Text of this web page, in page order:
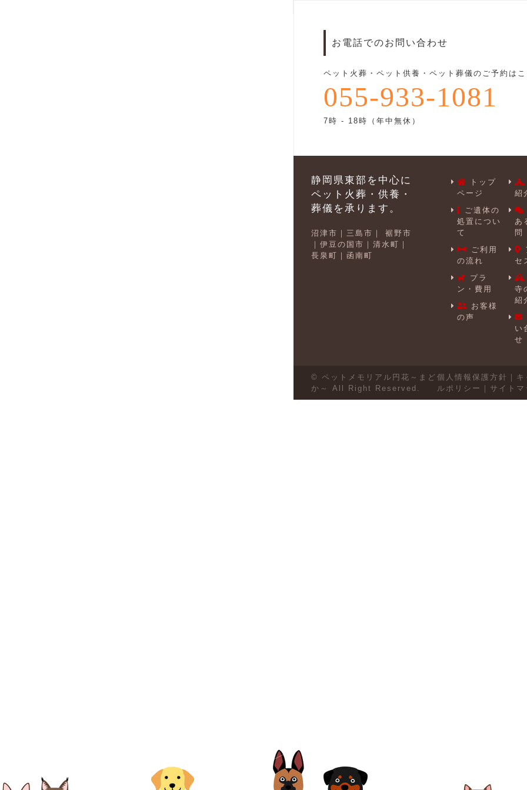
お電話でのお問い合わせ
ペット火葬・ペット供養・ペット葬儀のご予約は
055-933-1081
7時 - 18時（年中無休）
静岡県東部を中心に
ペット火葬・供養・
葬儀を承ります。
沼津市 三島市
裾野市
伊豆の国市
清水町
長泉町
函南町
トップ
ページ
ご遺体の
処置につい
て
ご利用
の流れ
プラ
ン・費用
お客様
の声
紹
あ
問
セ
寺
紹
い
せ
© ペットメモリアル円花～まど
か～ All Right Reserved.
個人情報保護方針
ルポリシー
サイト